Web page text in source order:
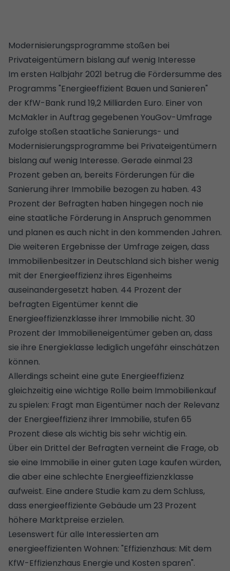
Modernisierungsprogramme stoßen bei
Privateigentümern bislang auf wenig Interesse
Im ersten Halbjahr 2021 betrug die Fördersumme des
Programms "Energieeffizient Bauen und Sanieren"
der KfW-Bank rund 19,2 Milliarden Euro. Einer von
McMakler in Auftrag gegebenen YouGov-Umfrage
zufolge stoßen staatliche Sanierungs- und
Modernisierungsprogramme bei Privateigentümern
bislang auf wenig Interesse. Gerade einmal 23
Prozent geben an, bereits Förderungen für die
Sanierung ihrer Immobilie bezogen zu haben. 43
Prozent der Befragten haben hingegen noch nie
eine staatliche Förderung in Anspruch genommen
und planen es auch nicht in den kommenden Jahren.
Die weiteren Ergebnisse der Umfrage zeigen, dass
Immobilienbesitzer in Deutschland sich bisher wenig
mit der Energieeffizienz ihres Eigenheims
auseinandergesetzt haben. 44 Prozent der
befragten Eigentümer kennt die
Energieeffizienzklasse ihrer Immobilie nicht. 30
Prozent der Immobilieneigentümer geben an, dass
sie ihre Energieklasse lediglich ungefähr einschätzen
können.
Allerdings scheint eine gute Energieeffizienz
gleichzeitig eine wichtige Rolle beim Immobilienkauf
zu spielen: Fragt man Eigentümer nach der Relevanz
der Energieeffizienz ihrer Immobilie, stufen 65
Prozent diese als wichtig bis sehr wichtig ein.
Über ein Drittel der Befragten verneint die Frage, ob
sie eine Immobilie in einer guten Lage kaufen würden,
die aber eine schlechte Energieeffizienzklasse
aufweist. Eine andere Studie kam zu dem Schluss,
dass energieeffiziente Gebäude um 23 Prozent
höhere Marktpreise erzielen.
Lesenswert für alle Interessierten am
energieeffizienten Wohnen: "Effizienzhaus: Mit dem
KfW-Effizienzhaus Energie und Kosten sparen".